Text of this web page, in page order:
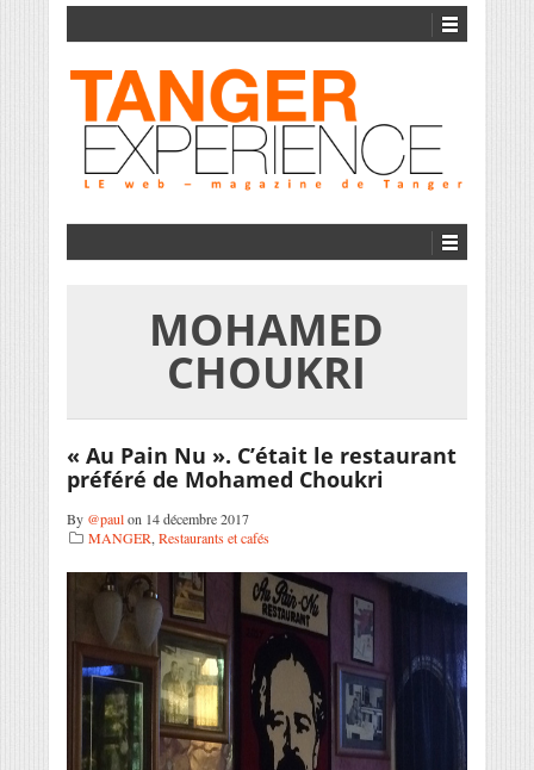
MOHAMED
CHOUKRI
« Au Pain Nu ». C’était le restaurant
préféré de Mohamed Choukri
By @paulon 14 décembre 2017
MANGER, Restaurants et cafés